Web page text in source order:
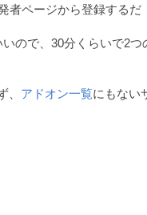
者ページから登録するだ
ので、30分くらいで2つ
、 アドオン一覧にもない